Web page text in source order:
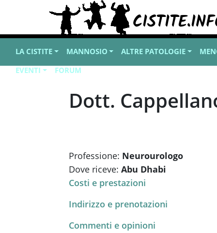
LA CISTITE MANNOSIO ALTRE PATOLOGIE
EVENTI
FORUM
Dott.
Professione: Neurourologo
Dove riceve: Abu Dhabi
Costi e prestazioni
Indirizzo e prenotazioni
Commenti e opinioni